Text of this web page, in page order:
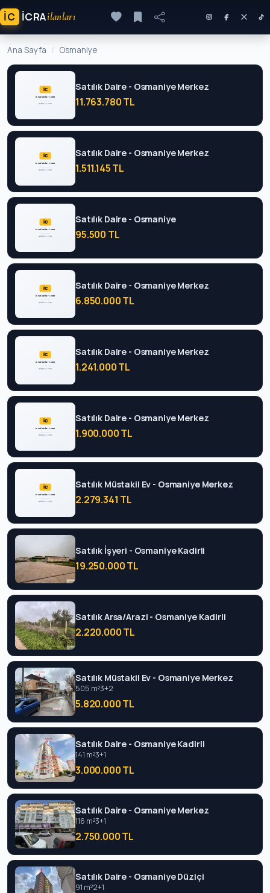
İC ICRAilanları
Ana Sayfa Osmaniye
Satılık Daire - Osmaniye Merkez
11.763.780 TL
Satılık Daire - Osmaniye Merkez
1.511.145 TL
Satılık Daire - Osmaniye
95.500 TL
Satılık Daire - Osmaniye Merkez
6.850.000 TL
Satılık Daire - Osmaniye Merkez
1.241.000 TL
Satılık Daire - Osmaniye Merkez
1.900.000 TL
Satılık Müstakil Ev - Osmaniye Merkez
2.279.341 TL
Satılık İşyeri - Osmaniye Kadirli
19.250.000 TL
Satılık Arsa/Arazi - Osmaniye Kadirli
2.220.000 TL
Satılık Müstakil Ev - Osmaniye Merkez
505 m²3+2
5.820.000 TL
Satılık Daire - Osmaniye Kadirli
141 m²3+1
3.000.000 TL
Satılık Daire - Osmaniye Merkez
116 m²3+1
2.750.000 TL
Satılık Daire - Osmaniye Düziçi
91 m²2+1